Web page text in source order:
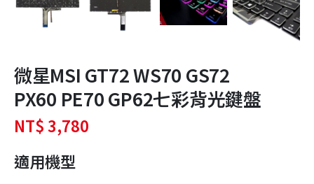
微星MSI GT72 WS70 GS72
PX60 PE70 GP62七彩背光鍵盤
NT$3,780
適用機型